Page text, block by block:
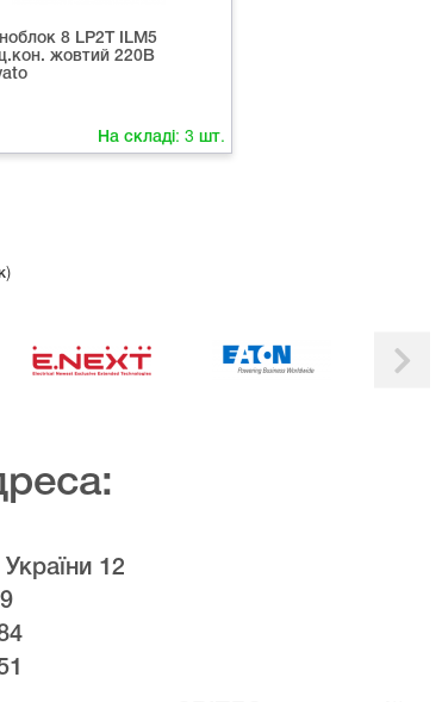
8 LP2T ILМ5
жовтий 220В
На складі:3 шт.
12